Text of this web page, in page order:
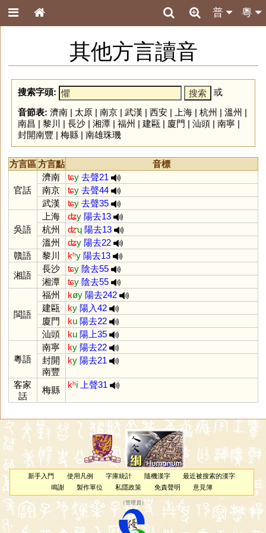
粵
普
其他方言讀音
搜索字頭:
或
音節表: 濟南| 太原| 南京| 武漢 | 西安| 上海| 杭州 | 溫州 |
南昌 | 黎川 | 長沙| 湘潭| 福州 | 建甌 | 廈門 | 汕頭| 南寧|
封開南豐 | 梅縣| 南雄珠璣
方言區方言點 音標
官話
濟南 ʨy 去聲21
南京
ʨy 去聲44
武漢
ʨy 去聲35
吳語
上海 ʥy 陽去13
杭州
ʣʮ 陽去13
溫州
ʥy 陽去22
贛語
黎川 kʰy 陽去13
湘語
長沙 ʨy 陰去55
湘潭
ʨy 陰去55
閩語
福州 køy 陽去242
建甌
ky 陽入42
廈門
ku 陽去22
汕頭
ku 陽上35
粵語
南寧 ky 陽去22
封開
南豐
ky 陽去21
客家
話
梅縣
kʰi 上聲31
新手入門 使用凡例 字庫統計 隨機漢字
最近被搜索的漢字
鳴謝
製作單位 私隱政策 免責聲明 意見簿
（管理員 ）